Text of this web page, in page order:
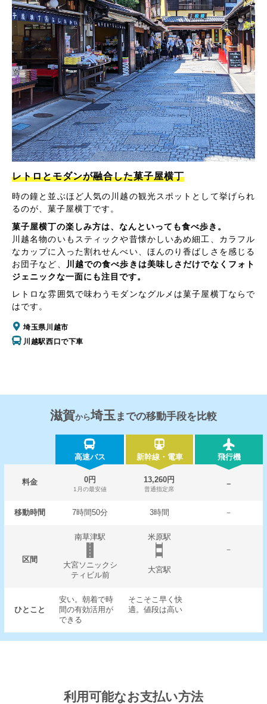
レトロとモダンが融合した菓子屋横丁
時の鐘と並ぶほど人気の川越の観光スポットとして挙げられ
るのが、菓子屋横丁です。
菓子屋横丁の楽しみ方は、なんといっても食べ歩き。
川越名物のいもスティックや昔懐かしいあめ細工、カラフル
なカップに入った割れせんべい、ほんのり香ばしさを感じる
お団子など、
川越での食べ歩きは美味しさだけでなくフォト
ジェニックな一面にも注目です。
レトロな雰囲気で味わうモダンなグルメは菓子屋横丁ならで
はです。
埼玉県川越市
川越駅西口で下車
滋賀から埼玉 までの移動手段を比較
高速バス 新幹線・電車 飛行機
料金 0円
1月の最安値
13,260円
普通指定席
－
移動時間 7時間50分 3時間 －
区間
南草津駅
米原駅
－
大宮ソニックシ
ティビル前
大宮駅
ひとこと
安い。朝着で時
間の有効活用が
できる
そこそこ早く快
適。値段は高い
利用可能なお支払い方法